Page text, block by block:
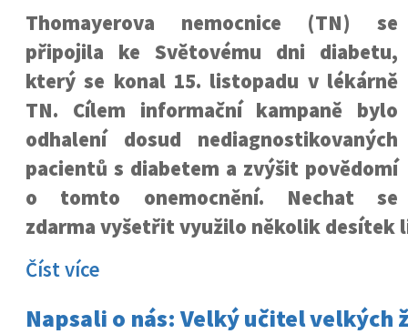
Thomayerova nemocnice (TN) se
připojila ke Světovému dni diabetu,
který se konal 15. listopadu v lékárně
TN. Cílem informační kampaně bylo
odhalení dosud nediagnostikovaných
pacientů s diabetem a zvýšit povědomí
o tomto onemocnění. Nechat se
zdarma vyšetřit využilo několik desítek
Číst více
Napsali o nás: Velký učitel velkých